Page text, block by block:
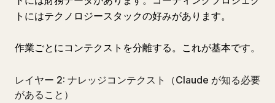
トにはテクノロジースタックの好みがあります。
作業ごとにコンテクストを分離する。これが基本です。
レイヤー 2: ナレッジコンテクスト（Claude が知る必要
があること）